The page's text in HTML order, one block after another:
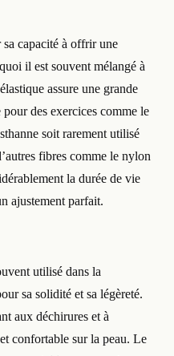
sa capacité à offrir une
il est souvent mélangé à
assure une grande
des exercices comme le
soit rarement utilisé
fibres comme le nylon
la durée de vie
ajustement parfait.
utilisé dans la
sa solidité et sa légèreté.
aux déchirures et à
confortable sur la peau. Le